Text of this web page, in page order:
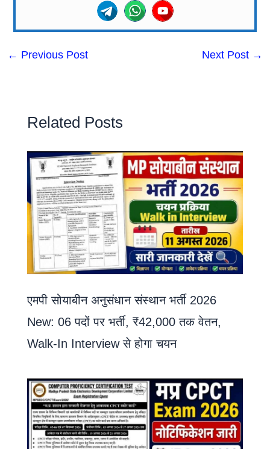
← Previous Post Next Post →
Related Posts
एमपी सोयाबीन अनुसंधान संस्थान भर्ती 2026
New: 06 पदों पर भर्ती, ₹42,000 तक वेतन,
Walk-In Interview से होगा चयन